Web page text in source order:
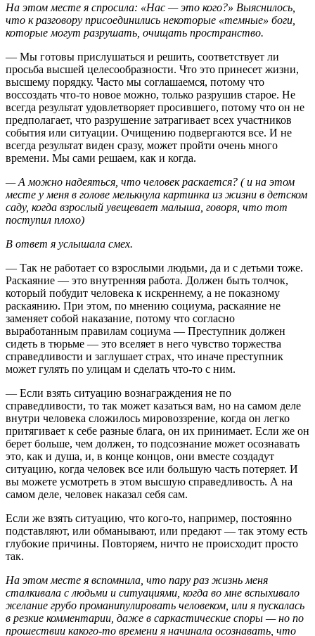
На этом месте я спросила: «Нас — это кого?» Выяснилось,
что к разговору присоединились некоторые «темные» боги,
которые могут разрушать, очищать пространство.
— Мы готовы прислушаться и решить, соответствует ли
просьба высшей целесообразности. Что это принесет жизни,
высшему порядку. Часто мы соглашаемся, потому что
воссоздать что-то новое можно, только разрушив старое. Не
всегда результат удовлетворяет просившего, потому что он не
предполагает, что разрушение затрагивает всех участников
события или ситуации. Очищению подвергаются все. И не
всегда результат виден сразу, может пройти очень много
времени. Мы сами решаем, как и когда.
— А можно надеяться, что человек раскается? ( и на этом
месте у меня в голове мелькнула картинка из жизни в детском
саду, когда взрослый увещевает малыша, говоря, что тот
поступил плохо)
В ответ я услышала смех.
— Так не работает со взрослыми людьми, да и с детьми тоже.
Раскаяние — это внутренняя работа. Должен быть толчок,
который побудит человека к искреннему, а не показному
раскаянию. При этом, по мнению социума, раскаяние не
заменяет собой наказание, потому что согласно
выработанным правилам социума — Преступник должен
сидеть в тюрьме — это вселяет в него чувство торжества
справедливости и заглушает страх, что иначе преступник
может гулять по улицам и сделать что-то с ним.
— Если взять ситуацию вознаграждения не по
справедливости, то так может казаться вам, но на самом деле
внутри человека сложилось мировоззрение, когда он легко
притягивает к себе разные блага, он их принимает. Если же он
берет больше, чем должен, то подсознание может осознавать
это, как и душа, и, в конце концов, они вместе создадут
ситуацию, когда человек все или большую часть потеряет. И
вы можете усмотреть в этом высшую справедливость. А на
самом деле, человек наказал себя сам.
Если же взять ситуацию, что кого-то, например, постоянно
подставляют, или обманывают, или предают — так этому есть
глубокие причины. Повторяем, ничто не происходит просто
так.
На этом месте я вспомнила, что пару раз жизнь меня
сталкивала с людьми и ситуациями, когда во мне вспыхивало
желание грубо проманипулировать человеком, или я пускалась
в резкие комментарии, даже в саркастические споры — но по
прошествии какого-то времени я начинала осознавать, что